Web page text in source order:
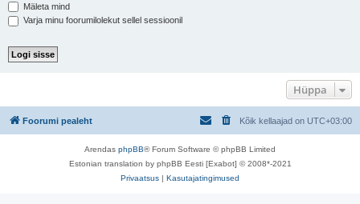
Mäleta mind
Varja minu foorumilolekut sellel sessioonil
Hüppa
Foorumi pealeht Kõik kellaajad on UTC+03:00
Arendas phpBB® Forum Software © phpBB Limited
Estonian translation by phpBB Eesti [Exabot] © 2008*-2021
Privaatsus | Kasutajatingimused